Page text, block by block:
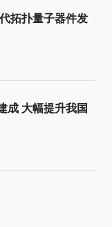
拓扑量子器件发
成 大幅提升我国